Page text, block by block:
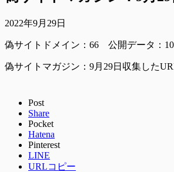
2022年9月29日
偽サイトドメイン：66 公開データ：
偽サイトマガジン：9月29日収集した
Post
Share
Pocket
Hatena
Pinterest
LINE
URLコピー